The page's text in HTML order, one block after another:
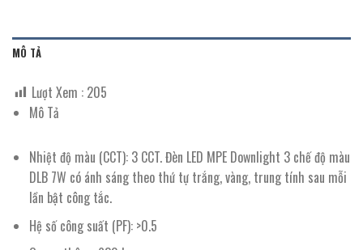
MÔ TẢ
Lượt Xem : 205
Mô Tả
Nhiệt độ màu (CCT): 3 CCT. Đèn LED MPE Downlight 3 chế độ màu
DLB 7W có ánh sáng theo thứ tự trắng, vàng, trung tính sau mỗi
lần bật công tắc.
Hệ số công suất (PF): >0.5